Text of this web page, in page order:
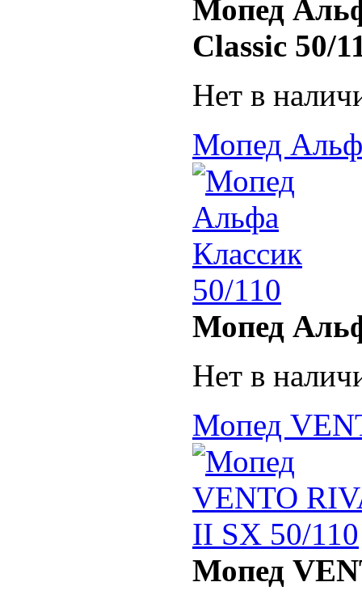
Мопед
Classic 50/
Нет в
Мопед
Мопед
Нет в
Мопед
Мопед